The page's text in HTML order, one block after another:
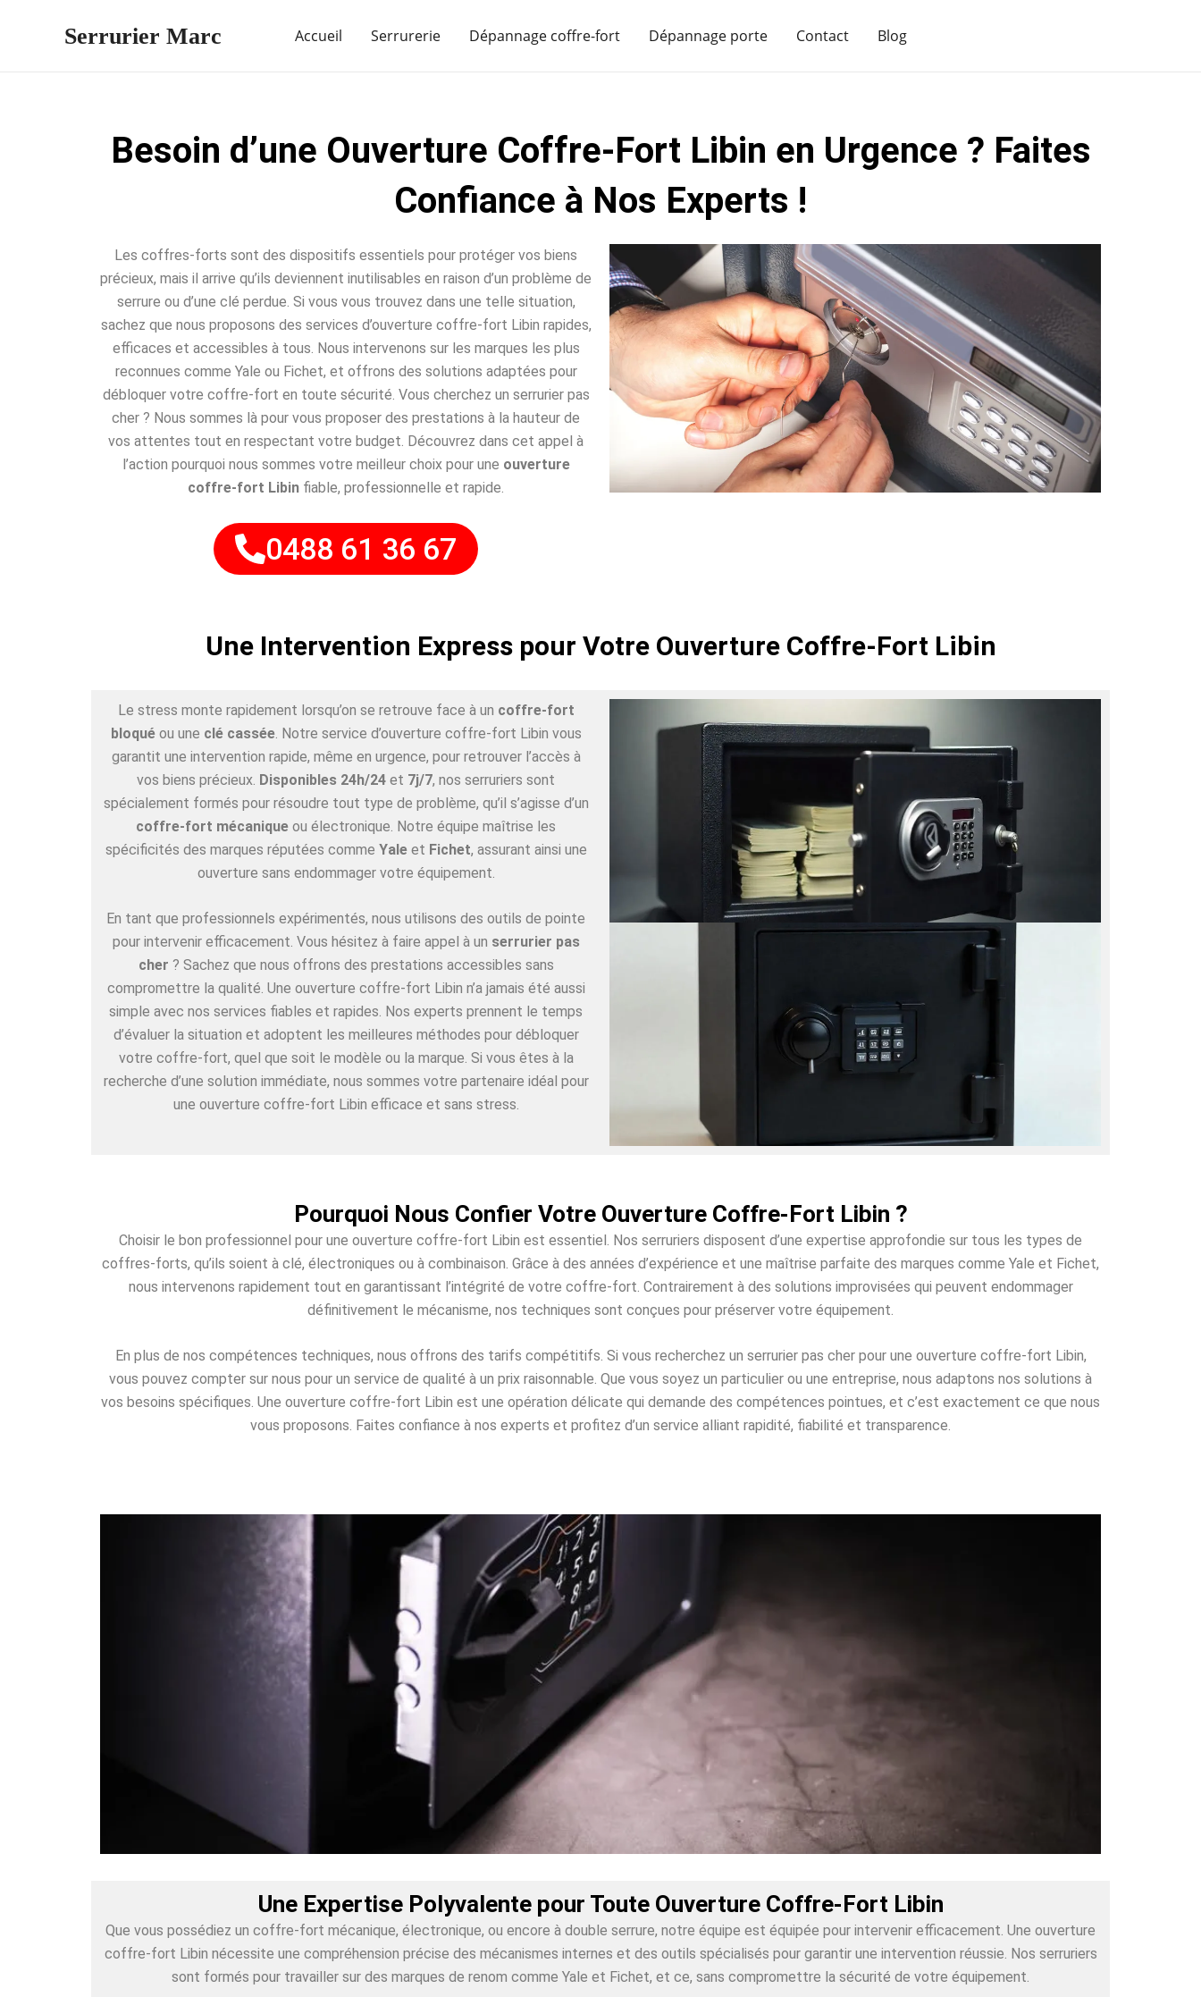
Serrurier Marc Accueil Serrurerie Dépannage coffre-fort Dépannage porte Contact Blog
Besoin d’une Ouverture Coffre-Fort Libin en Urgence ? Faites
Confiance à Nos Experts !
Les coffres-forts sont des dispositifs essentiels pour protéger vos biens
précieux, mais il arrive qu’ils deviennent inutilisables en raison d’un problème de
serrure ou d’une clé perdue. Si vous vous trouvez dans une telle situation,
sachez que nous proposons des services d’ouverture coffre-fort Libin rapides,
efficaces et accessibles à tous. Nous intervenons sur les marques les plus
reconnues comme Yale ou Fichet, et offrons des solutions adaptées pour
débloquer votre coffre-fort en toute sécurité. Vous cherchez un serrurier pas
cher ? Nous sommes là pour vous proposer des prestations à la hauteur de
vos attentes tout en respectant votre budget. Découvrez dans cet appel à
l’action pourquoi nous sommes votre meilleur choix pour une ouverture
coffre-fort Libin fiable, professionnelle et rapide.
0488 61 36 67
Une Intervention Express pour Votre Ouverture Coffre-Fort Libin
Le stress monte rapidement lorsqu’on se retrouve face à un coffre-fort
bloquéou une clé cassée. Notre service d’ouverture coffre-fort Libin vous
garantit une intervention rapide, même en urgence, pour retrouver l’accès à
vos biens précieux. Disponibles 24h/24 et 7j/7, nos serruriers sont
spécialement formés pour résoudre tout type de problème, qu’il s’agisse d’un
coffre-fort mécanique ou électronique. Notre équipe maîtrise les
spécificités des marques réputées comme Yaleet Fichet, assurant ainsi une
ouverture sans endommager votre équipement.
En tant que professionnels expérimentés, nous utilisons des outils de pointe
pour intervenir efficacement. Vous hésitez à faire appel à un serrurier pas
cher ? Sachez que nous offrons des prestations accessibles sans
compromettre la qualité. Une ouverture coffre-fort Libin n’a jamais été aussi
simple avec nos services fiables et rapides. Nos experts prennent le temps
d’évaluer la situation et adoptent les meilleures méthodes pour débloquer
votre coffre-fort, quel que soit le modèle ou la marque. Si vous êtes à la
recherche d’une solution immédiate, nous sommes votre partenaire idéal pour
une ouverture coffre-fort Libin efficace et sans stress.
Pourquoi Nous Confier Votre Ouverture Coffre-Fort Libin ?
Choisir le bon professionnel pour une ouverture coffre-fort Libin est essentiel. Nos serruriers disposent d’une expertise approfondie sur tous les types de
coffres-forts, qu’ils soient à clé, électroniques ou à combinaison. Grâce à des années d’expérience et une maîtrise parfaite des marques comme Yale et Fichet,
nous intervenons rapidement tout en garantissant l’intégrité de votre coffre-fort. Contrairement à des solutions improvisées qui peuvent endommager
définitivement le mécanisme, nos techniques sont conçues pour préserver votre équipement.
En plus de nos compétences techniques, nous offrons des tarifs compétitifs. Si vous recherchez un serrurier pas cher pour une ouverture coffre-fort Libin,
vous pouvez compter sur nous pour un service de qualité à un prix raisonnable. Que vous soyez un particulier ou une entreprise, nous adaptons nos solutions à
vos besoins spécifiques. Une ouverture coffre-fort Libin est une opération délicate qui demande des compétences pointues, et c’est exactement ce que nous
vous proposons. Faites confiance à nos experts et profitez d’un service alliant rapidité, fiabilité et transparence.
Une Expertise Polyvalente pour Toute Ouverture Coffre-Fort Libin
Que vous possédiez un coffre-fort mécanique, électronique, ou encore à double serrure, notre équipe est équipée pour intervenir efficacement. Une ouverture
coffre-fort Libin nécessite une compréhension précise des mécanismes internes et des outils spécialisés pour garantir une intervention réussie. Nos serruriers
sont formés pour travailler sur des marques de renom comme Yale et Fichet, et ce, sans compromettre la sécurité de votre équipement.